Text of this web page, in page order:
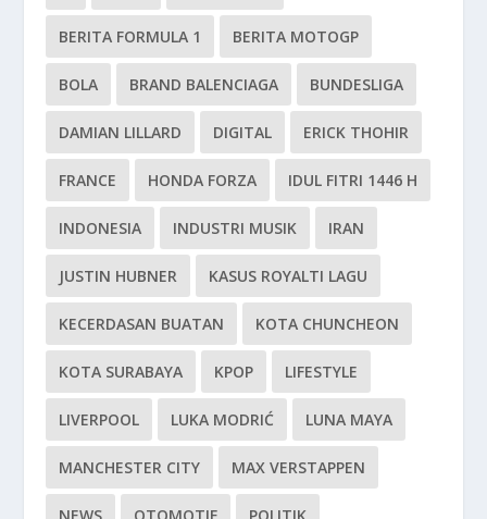
BERITA FORMULA 1 BERITA MOTOGP
BOLA BRAND BALENCIAGA BUNDESLIGA
DAMIAN LILLARD DIGITAL ERICK THOHIR
FRANCE HONDA FORZA IDUL FITRI 1446 H
INDONESIA INDUSTRI MUSIK IRAN
JUSTIN HUBNER KASUS ROYALTI LAGU
KECERDASAN BUATAN KOTA CHUNCHEON
KOTA SURABAYA KPOP LIFESTYLE
LIVERPOOL LUKA MODRIĆ LUNA MAYA
MANCHESTER CITY MAX VERSTAPPEN